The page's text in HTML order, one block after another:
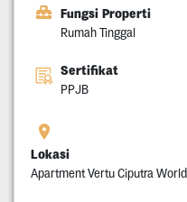
Fungsi Properti
Rumah Tinggal
Sertifikat
PPJB
Lokasi
Apartment Vertu Ciputra World